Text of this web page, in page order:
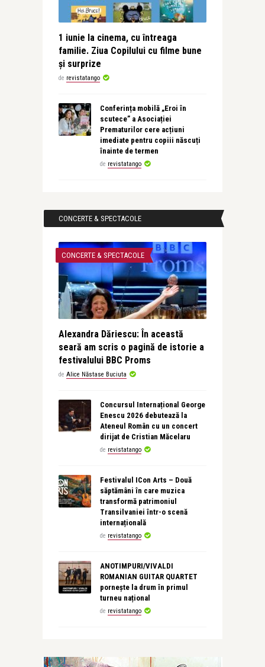
1 iunie la cinema, cu întreaga
familie. Ziua Copilului cu filme bune
și surprize
de revistatango
Conferința mobilă „Eroi în
scutece” a Asociației
Prematurilor cere acțiuni
imediate pentru copiii născuți
înainte de termen
de revistatango
CONCERTE & SPECTACOLE
CONCERTE & SPECTACOLE
Alexandra Dăriescu: În această
seară am scris o pagină de istorie a
festivalului BBC Proms
de Alice Năstase Buciuta
Concursul Internațional George
Enescu 2026 debutează la
Ateneul Român cu un concert
dirijat de Cristian Măcelaru
de revistatango
Festivalul ICon Arts – Două
săptămâni în care muzica
transformă patrimoniul
Transilvaniei într-o scenă
internațională
de revistatango
ANOTIMPURI/VIVALDI
ROMANIAN GUITAR QUARTET
pornește la drum în primul
turneu național
de revistatango